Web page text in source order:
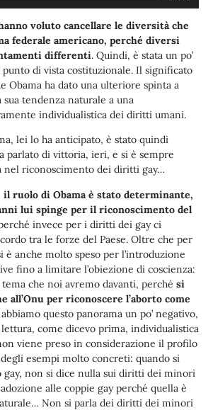
voluto cancellare le diversità che
federale americano, perché diversi
differenti. Quindi, è stata un po’
di vista costituzionale. Il significato
Obama ha dato una ulteriore spinta a
sua tendenza naturale a una
individualistica dei diritti umani.
lei lo ha anticipato, è stato quindi
parlato di vittoria, ieri, e si è sempre
nel riconoscimento dei diritti gay…
il ruolo di Obama è stato determinante,
lui spinge per il riconoscimento del
invece per i diritti dei gay ci
tra le forze del Paese. Oltre che per
è anche molto speso per l’introduzione
fino a limitare l’obiezione di coscienza:
che noi avremo davanti, perché si
all’Onu per riconoscere l’aborto come
questo panorama un po’ negativo,
come dicevo prima, individualistica
viene preso in considerazione il profilo
esempi molto concreti: quando si
non si dice nulla sui diritti dei minori
alle coppie gay perché quella è
Non si parla dei diritti dei minori